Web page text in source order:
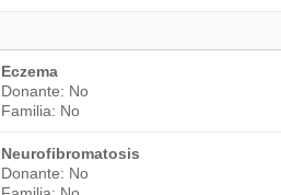
Eczema
Donante: No
Familia: No
Neurofibromatosis
Donante: No